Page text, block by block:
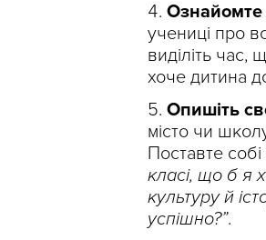
учениці про
виділіть час,
хоче дитина
Опишіть
місто чи
Поставте
класі, що б я
культуру й
успішно?”.